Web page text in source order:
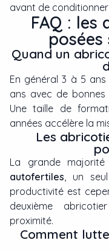
avant de
FAQ : les
Quand un
En général 3 à 5
ans avec de
Une taille de
années accélère la
Les
La grande
autofertiles , un
productivité est
deuxième
proximité.
Comment